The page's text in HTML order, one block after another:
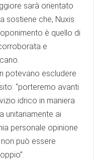
sarà orientato
sostiene che, Nuxis
è quello di
e
potevano escludere
“porteremo avanti
idrico in maniera
unitariamente ai
personale opinione
può essere